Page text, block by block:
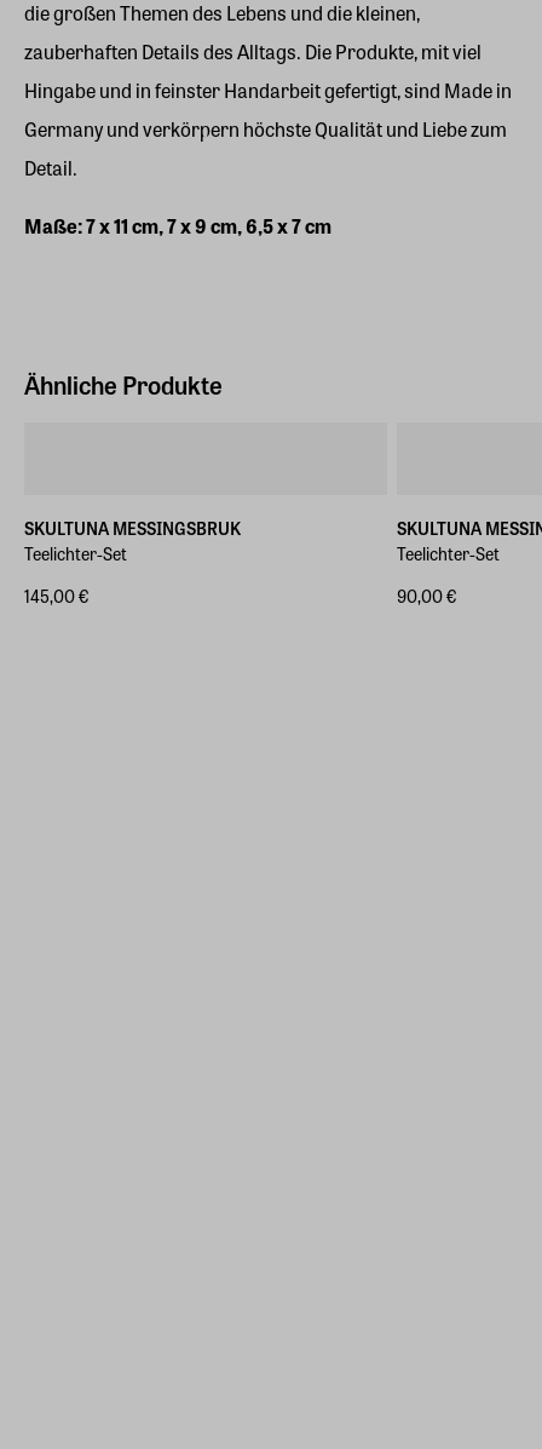
die großen Themen des Lebens und die kleinen,
zauberhaften Details des Alltags. Die Produkte, mit viel
Hingabe und in feinster Handarbeit gefertigt, sind Made in
Germany und verkörpern höchste Qualität und Liebe zum
Detail.
Maße: 7 x 11 cm, 7 x 9 cm, 6,5 x 7 cm
Ähnliche Produkte
SKULTUNA MESSINGSBRUK
Teelichter-Set
145,00 €
SKULTUNA
Teelichter-Set
90,00 €